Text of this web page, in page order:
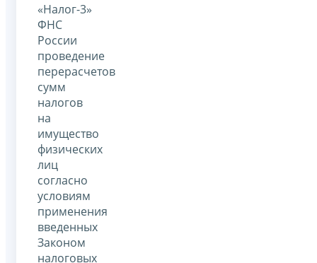
«Налог-3»
ФНС
России
проведение
перерасчетов
сумм
налогов
на
имущество
физических
лиц
согласно
условиям
применения
введенных
Законом
налоговых